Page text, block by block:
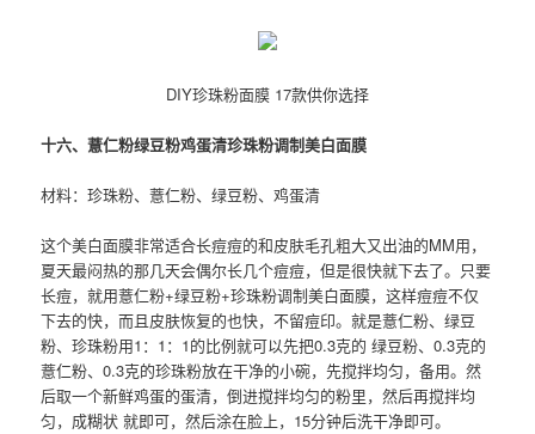
DIY珍珠粉面膜 17款供你选择
十六、薏仁粉绿豆粉鸡蛋清珍珠粉调制美白面膜
材料：珍珠粉、薏仁粉、绿豆粉、鸡蛋清
这个美白面膜非常适合长痘痘的和皮肤毛孔粗大又出油的MM用，
夏天最闷热的那几天会偶尔长几个痘痘，但是很快就下去了。只要
长痘，就用薏仁粉+绿豆粉+珍珠粉调制美白面膜，这样痘痘不仅
下去的快，而且皮肤恢复的也快，不留痘印。就是薏仁粉、绿豆
粉、珍珠粉用1：1：1的比例就可以先把0.3克的 绿豆粉、0.3克的
薏仁粉、0.3克的珍珠粉放在干净的小碗，先搅拌均匀，备用。然
后取一个新鲜鸡蛋的蛋清，倒进搅拌均匀的粉里，然后再搅拌均
匀，成糊状 就即可，然后涂在脸上，15分钟后洗干净即可。